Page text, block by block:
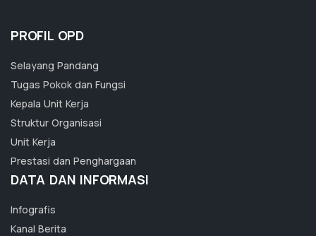
PROFIL OPD
Selayang Pandang
Tugas Pokok dan Fungsi
Kepala Unit Kerja
Struktur Organisasi
Unit Kerja
Prestasi dan Penghargaan
DATA DAN INFORMASI
Infografis
Kanal Berita